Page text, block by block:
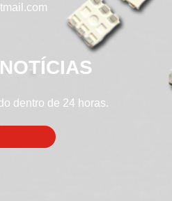
dentro de 24 horas.